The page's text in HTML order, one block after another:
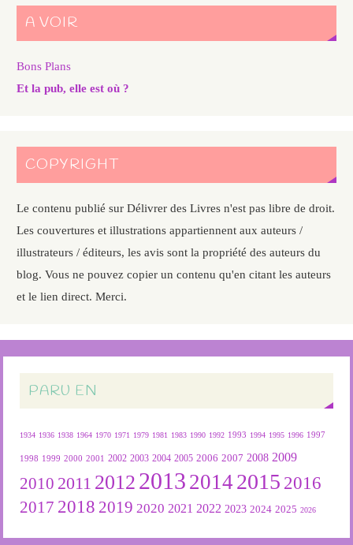
A VOIR
Bons Plans
Et la pub, elle est où ?
COPYRIGHT
Le contenu publié sur Délivrer des Livres n'est pas libre de droit.
Les couvertures et illustrations appartiennent aux auteurs /
illustrateurs / éditeurs, les avis sont la propriété des auteurs du
blog. Vous ne pouvez copier un contenu qu'en citant les auteurs
et le lien direct. Merci.
PARU EN
1934 1936 1938 1964 1970 1971 1979 1981 1983 1990 1992 1993 1994 1995 1996 1997
1998 1999 2000 2001 2002 2003 2004 2005 2006 2007 2008 2009
2010 2011 2012 2013 2014 2015 2016
2017 2018 2019 2020 2021 2022 2023 2024 2025 2026